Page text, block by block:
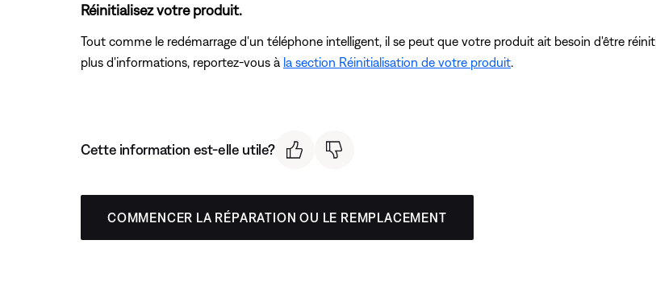
Réinitialisez votre produit.
Tout comme le redémarrage d'un téléphone intelligent, il se peut que votre produit ait besoin d'être
plus d'informations, reportez-vous à la section Réinitialisation de votre produit
Cette information est-elle utile?
COMMENCER LA RÉPARATION OU LE REMPLACEMENT